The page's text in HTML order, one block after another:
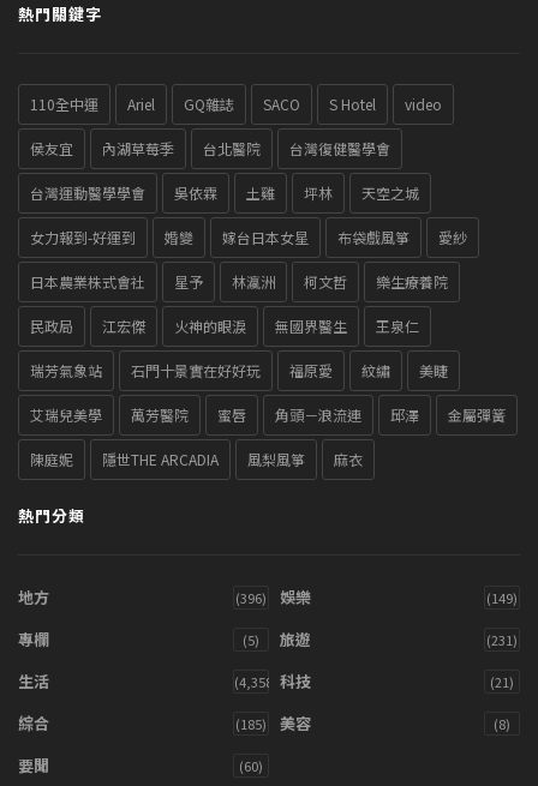
熱門關鍵字
110全中運 Ariel GQ雜誌 SACO S Hotel video
侯友宜 內湖草莓季 台北醫院 台灣復健醫學會
台灣運動醫學學會 吳依霖 土雞 坪林 天空之城
女力報到-好運到 婚變 嫁台日本女星 布袋戲風箏 愛紗
日本農業株式會社 星予 林瀛洲 柯文哲 樂生療養院
民政局 江宏傑 火神的眼淚 無國界醫生 王泉仁
瑞芳氣象站 石門十景實在好好玩 福原愛 紋繡 美睫
艾瑞兒美學 萬芳醫院 蜜唇 角頭－浪流連 邱澤 金屬彈簧
陳庭妮 隱世THE ARCADIA 風梨風箏 麻衣
熱門分類
地方 (396) 娛樂 (149)
專欄 (5) 旅遊 (231)
生活 (4,358) 科技 (21)
綜合 (185) 美容 (8)
要聞 (60)